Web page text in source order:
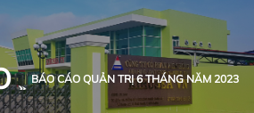
BÁO CÁO QUẢN TRỊ 6 THÁNG NĂM 2023